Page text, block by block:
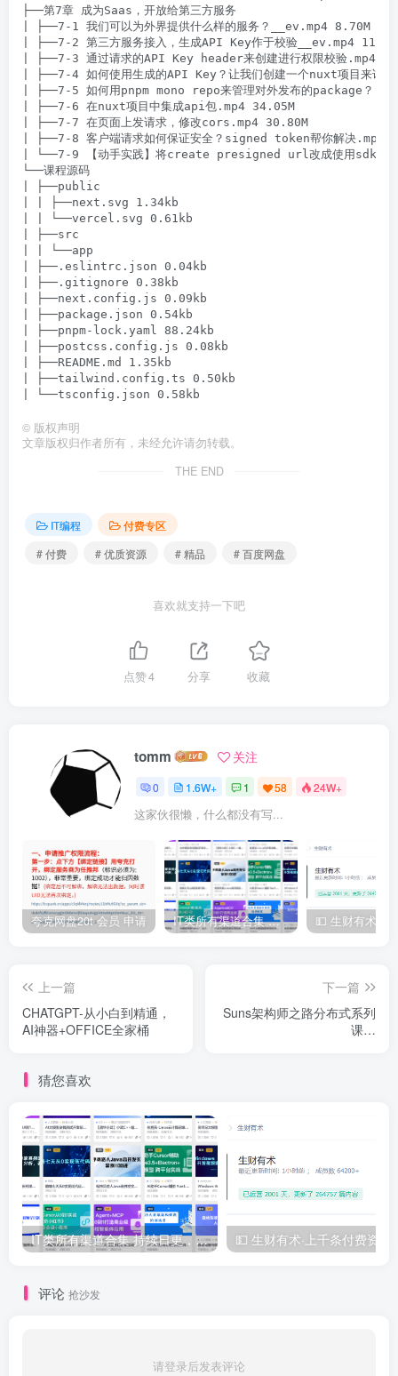
├──第7章 成为Saas，开放给第三方服务
| ├──7-1 我们可以为外界提供什么样的服务？__ev.mp4 8.70M
| ├──7-2 第三方服务接入，生成API Key作于校验__ev.mp4
| ├──7-3 通过请求的API Key header来创建进行权限校验.mp4
| ├──7-4 如何使用生成的API Key？让我们创建一个nuxt项目来试
| ├──7-5 如何用pnpm mono repo来管理对外发布的package？
| ├──7-6 在nuxt项目中集成api包.mp4 34.05M
| ├──7-7 在页面上发请求，修改cors.mp4 30.80M
| ├──7-8 客户端请求如何保证安全？signed token帮你解决.mp4
| └──7-9 【动手实践】将create presigned url改成使用
└──课程源码
| ├──public
| | ├──next.svg 1.34kb
| | └──vercel.svg 0.61kb
| ├──src
| | └──app
| ├──.eslintrc.json 0.04kb
| ├──.gitignore 0.38kb
| ├──next.config.js 0.09kb
| ├──package.json 0.54kb
| ├──pnpm-lock.yaml 88.24kb
| ├──postcss.config.js 0.08kb
| ├──README.md 1.35kb
| ├──tailwind.config.ts 0.50kb
© 版权声明
文章版权归作者所有，未经允许请勿转载。
THE END
IT编程
付费专区
# 付费
# 优质资源 # 精品 # 百度网盘
喜欢就支持一下吧
点赞4 分享 收藏
tomm 关注
0 1.6W+ 1 58 24W+
这家伙很懒，什么都没有写...
夸克网盘20t 会员 申请 IT类所有渠道合集 持续日更，目前近四千多条资源 年费用户微信私信获取权限
上一篇
CHATGPT-从小白到精通，
AI神器+OFFICE全家桶
下一篇
Suns架构师之路分布式系列
课程
猜您喜欢
IT类所有渠道合集 持续日更，目前近四千多条资源 年费用户微信私信获取权限
评论 抢沙发
请登录后发表评论